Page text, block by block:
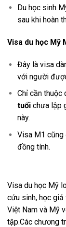
Du học sinh
sau khi hoàn
Visa du học Mỹ
Đây là visa
với người
Chỉ cần thuộc
tuổichưa lập
này.
Visa M1 cũng
đồng tính.
Visa du học Mỹ
cứu sinh, học
Việt Nam và Mỹ
tập.Các chương